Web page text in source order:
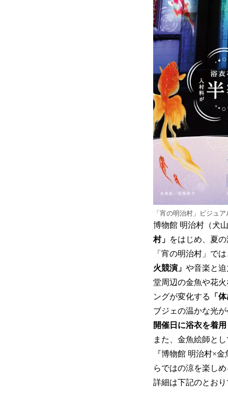
「宵の明治村」ビジュア
博物館 明治村（犬
村」 をはじめ、夏
「宵の明治村」で
火競演」 や音楽と
堂周辺の金魚や花
ングが変化する
「
ブジェの温かな光
開催日に浴衣を着
また、金魚絵師と
『博物館 明治村×
らではの涼を楽し
詳細は下記のとお